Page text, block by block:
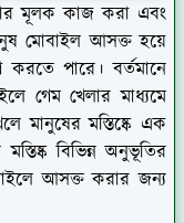
মূলক কাজ করা এবং
মোবাইল আসক্ত হয়ে
করতে পারে। বর্তমানে
গেম খেলার মাধ্যমে
মানুষের মস্তিষ্কে এক
বিভিন্ন অনুভূতির
আসক্ত করার জন্য